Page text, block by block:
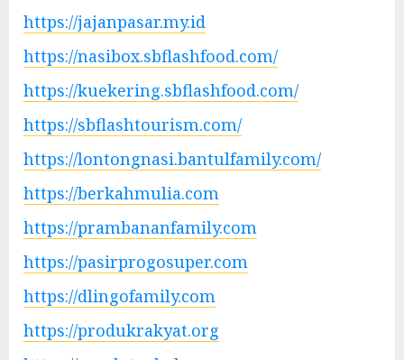
https://jajanpasar.my.id
https://nasibox.sbflashfood.com/
https://kuekering.sbflashfood.com/
https://sbflashtourism.com/
https://lontongnasi.bantulfamily.com/
https://berkahmulia.com
https://prambananfamily.com
https://pasirprogosuper.com
https://dlingofamily.com
https://produkrakyat.org